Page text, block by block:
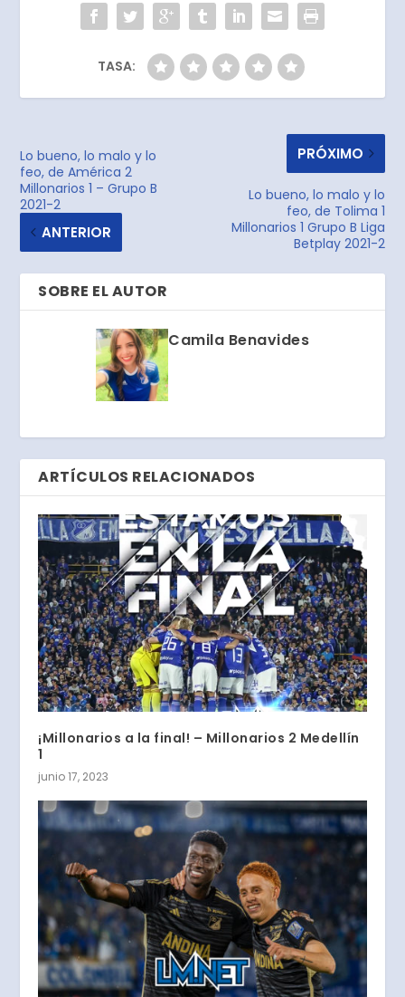
TASA:
Lo bueno, lo malo y lo
feo, de América 2
Millonarios 1 – Grupo B
2021-2
ANTERIOR
PRÓXIMO
Lo bueno, lo malo y lo
feo, de Tolima 1
Millonarios 1 Grupo B Liga
Betplay 2021-2
SOBRE EL AUTOR
Camila Benavides
ARTÍCULOS RELACIONADOS
¡Millonarios a la final! – Millonarios 2 Medellín
1
junio 17, 2023